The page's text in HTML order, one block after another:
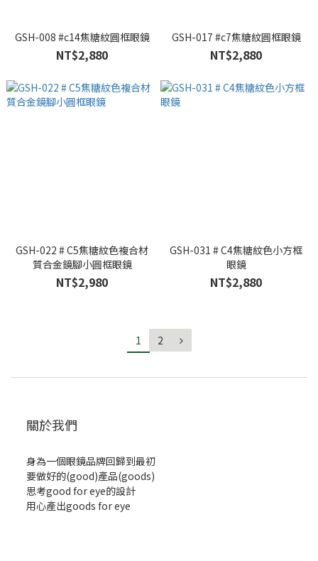
GSH-008 #c14焦糖紋圓框眼鏡
NT$2,880
GSH-017 #c7焦糖紋圓框眼鏡
NT$2,880
GSH-022 # C5焦糖紋色複合材
質合金鏡腳小圓框眼鏡
NT$2,980
GSH-031 # C4焦糖紋色小方框
眼鏡
NT$2,880
1 2
關於我們
身為一個眼鏡品牌回歸到最初
要做好的(good)產品(goods)
思考good for eye的設計
用心產出goods for eye